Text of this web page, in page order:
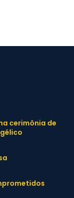
cerimônia de